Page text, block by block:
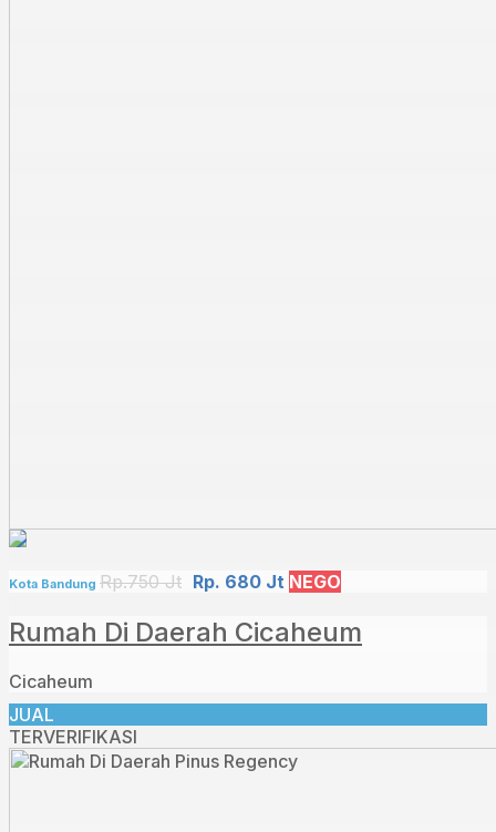
Kota Bandung Rp.750 Jt Rp. 680 Jt NEGO
Rumah Di Daerah Cicaheum
Cicaheum
JUAL
TERVERIFIKASI